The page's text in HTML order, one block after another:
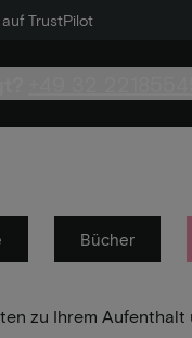
auf TrustPilot
Bücher
zu Ihrem